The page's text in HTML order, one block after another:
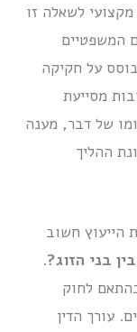
לשאלה זו
המשפטיים
על חקיקה
מסייעת
של דבר, מענה
ההליך
הייעוץ חשוב
בני הזוג?.
לחוק
עורך הדין